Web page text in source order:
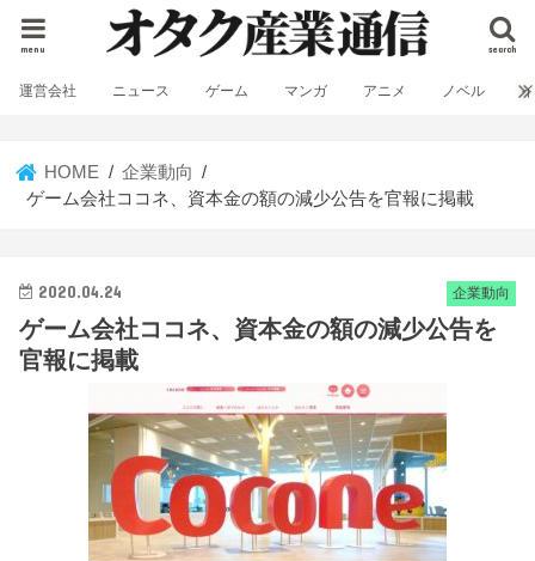
search
menu
運営会社 ニュース ゲーム マンガ アニメ ノベル
HOME
企業動向
ゲーム会社ココネ、資本金の額の減少公告を官報に掲載
企業動向
2020.04.24
ゲーム会社ココネ、資本金の額の減少公告を
官報に掲載